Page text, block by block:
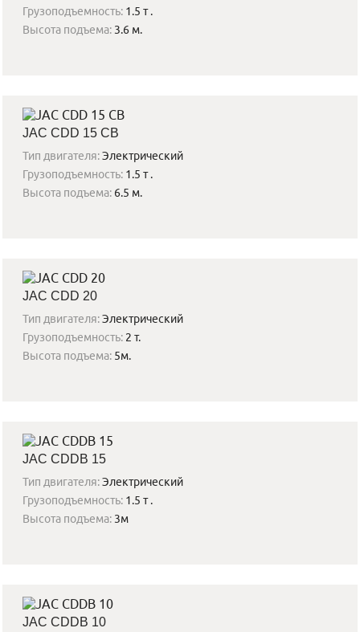
Грузоподъемность: 1.5 т .
Высота подъема: 3.6 м.
JAC CDD 15 CB
Тип двигателя:Электрический
Грузоподъемность: 1.5 т .
Высота подъема: 6.5 м.
JAC CDD 20
Тип двигателя:Электрический
Грузоподъемность: 2 т.
Высота подъема: 5м.
JAC CDDB 15
Тип двигателя:Электрический
Грузоподъемность: 1.5 т .
Высота подъема: 3м
JAC CDDB 10